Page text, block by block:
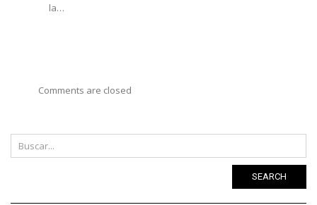
la…
Comments are closed
SEARCH